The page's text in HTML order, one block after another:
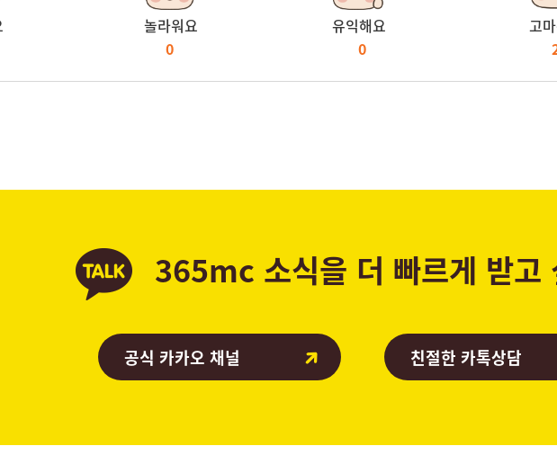
놀라워요
0
유익해요
0
고
365mc 소식을 더 빠르게 받고
공식 카카오 채널 친절한 카톡상담